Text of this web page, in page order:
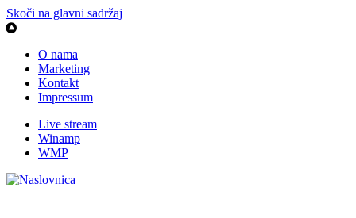
Skoči na glavni sadržaj
O nama
Marketing
Kontakt
Impressum
Live stream
Winamp
WMP